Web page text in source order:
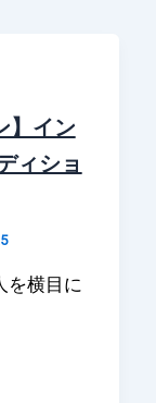
】イン
ィショ
を横目に